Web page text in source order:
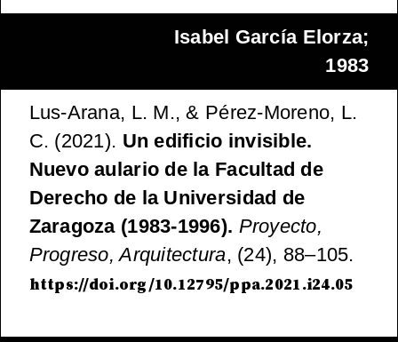
Isabel García Elorza;
1983
Lus-Arana, L. M., & Pérez-Moreno, L.
C. (2021). Un edificio invisible.
Nuevo aulario de la Facultad de
Derecho de la Universidad de
Zaragoza (1983-1996). Proyecto,
Progreso, Arquitectura, (24), 88–105.
https://doi.org/10.12795/ppa.2021.i24.05